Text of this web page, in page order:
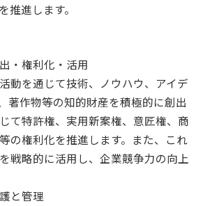
推進します。
・権利化・活用
動を通じて技術、ノウハウ、アイデ
著作物等の知的財産を積極的に創出
て特許権、実用新案権、意匠権、商
の権利化を推進します。また、これ
戦略的に活用し、企業競争力の向上
と管理